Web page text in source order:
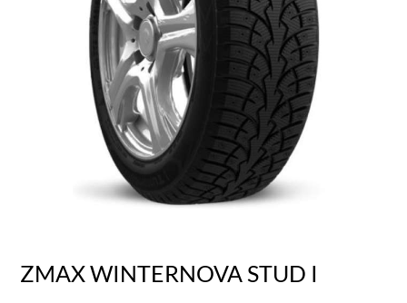
ZMAX WINTERNOVA STUD I